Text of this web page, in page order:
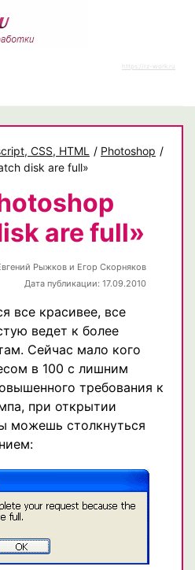
https://rz-work.ru
CSS, HTML / Photoshop /
disk are full»
are full»
Рыжков и Егор Скорняков
Дата публикации: 17.09.2010
все красивее, все
ведет к более
Сейчас мало кого
в 100 с лишним
требования к
при открытии
можешь столкнуться